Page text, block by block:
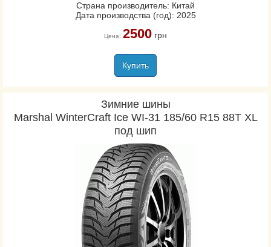
Страна производитель: Китай
Дата производства (год): 2025
Цена: 2500грн
Купить
Зимние шины
Marshal WinterCraft Ice WI-31 185/60 R15 88T XL
под шип